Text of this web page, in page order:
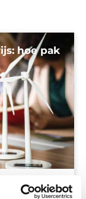
hoe pak